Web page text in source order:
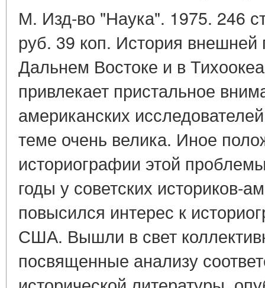
М. Изд-во "Наука". 1975. 246
руб. 39 коп. История
Дальнем Востоке и в
привлекает пристальное
американских
теме очень велика. Иное
историографии этой
годы у советских историков-
повысился интерес к
США. Вышли в свет
посвященные анализу